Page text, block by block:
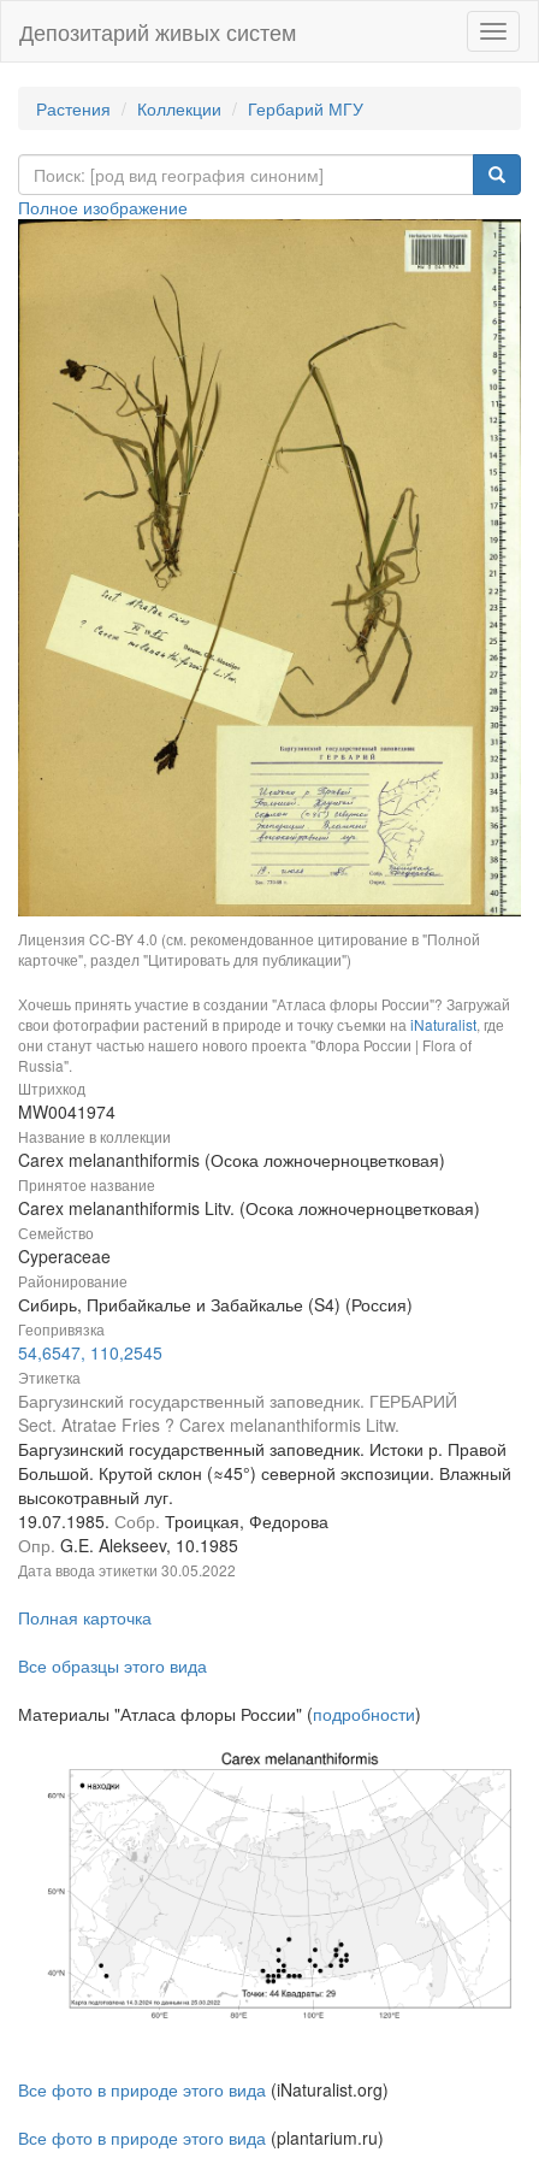
Депозитарий живых систем
Растения Коллекции Гербарий МГУ
Полное изображение
Лицензия CC-BY 4.0 (см. рекомендованное цитирование в "Полной
карточке", раздел "Цитировать для публикации")
Хочешь принять участие в создании "Атласа флоры России"? Загружай
свои фотографии растений в природе и точку съемки на iNaturalist, где
они станут частью нашего нового проекта "Флора России | Flora of
Russia".
Штрихкод
MW0041974
Название в коллекции
Carex melananthiformis (Осока ложночерноцветковая)
Принятое название
Carex melananthiformis Litv. (Осока ложночерноцветковая)
Семейство
Cyperaceae
Районирование
Сибирь, Прибайкалье и Забайкалье (S4) (Россия)
Геопривязка
54,6547, 110,2545
Этикетка
Баргузинский государственный заповедник. ГЕРБАРИЙ
Sect. Atratae Fries ? Carex melananthiformis Litw.
Баргузинский государственный заповедник. Истоки р. Правой
Большой. Крутой склон (≈45°) северной экспозиции. Влажный
высокотравный луг.
19.07.1985. Собр. Троицкая, Федорова
Опр. G.E. Alekseev, 10.1985
Дата ввода этикетки 30.05.2022
Полная карточка
Все образцы этого вида
Материалы "Атласа флоры России" (подробности)
Все фото в природе этого вида (iNaturalist.org)
Все фото в природе этого вида (plantarium.ru)